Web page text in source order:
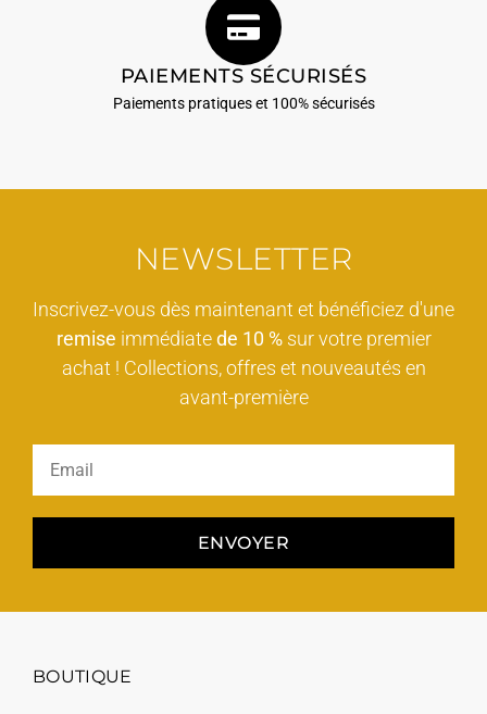
PAIEMENTS SÉCURISÉS
Paiements pratiques et 100% sécurisés
NEWSLETTER
Inscrivez-vous dès maintenant et bénéficiez d'une
remise immédiatede 10 %sur votre premier
achat ! Collections, offres et nouveautés en
avant-première
ENVOYER
BOUTIQUE